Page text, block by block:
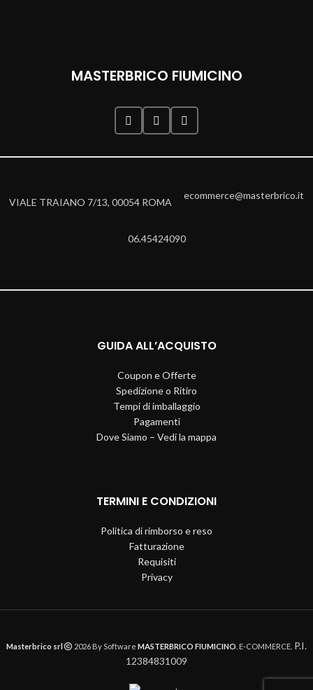
MASTERBRICO FIUMICINO
VIALE TRAIANO 7/13, 00054 ROMA
ecommerce@masterbrico.it
06.45424090
GUIDA ALL’ACQUISTO
Coupon e Offerte
Spedizione o Ritiro
Tempi di imballaggio
Pagamenti
Dove Siamo – Vedi la mappa
TERMINI E CONDIZIONI
Politica di rimborso e reso
Fatturazione
Requisiti
Privacy
Masterbrico srl 2026 By Software MASTERBRICO FIUMICINO . E-COMMERCE. P.I.
12384831009